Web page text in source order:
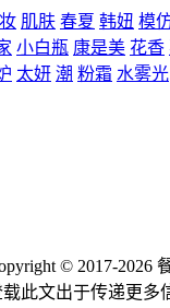
肌肤 春夏 韩妞 模
小白瓶 康是美 花香
太妍 潮 粉霜 水雾光
© 2017-2026
此文出于传递更多